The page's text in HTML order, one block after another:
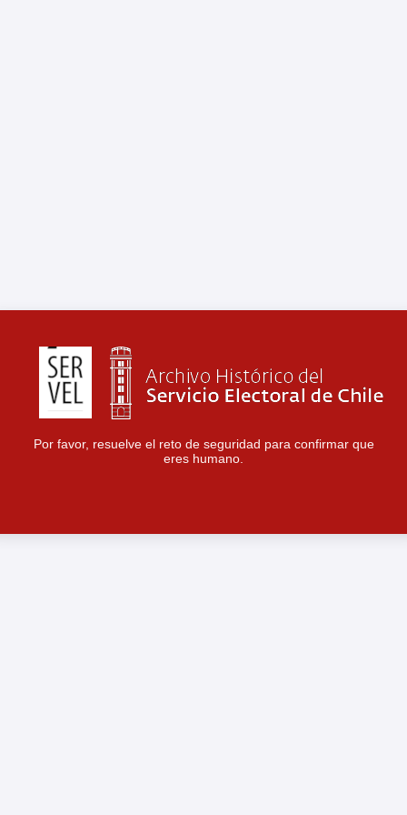
Por favor, resuelve el reto de seguridad para confirmar que
eres humano.